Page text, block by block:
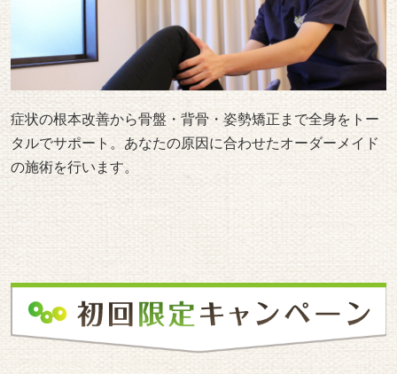
症状の根本改善から骨盤・背骨・姿勢矯正まで全身をトー
タルでサポート。あなたの原因に合わせたオーダーメイド
の施術を行います。